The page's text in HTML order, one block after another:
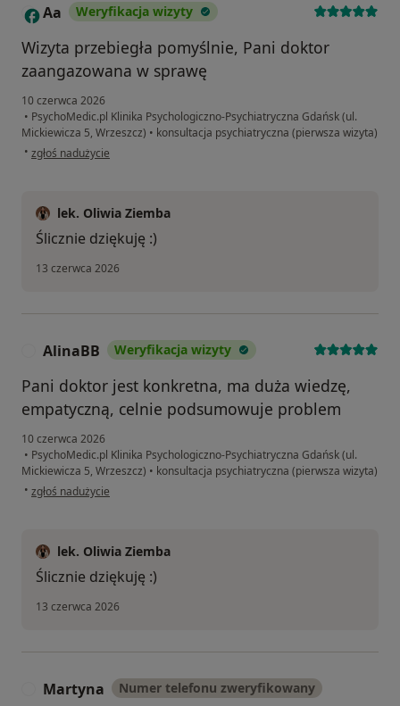
A Aa Weryfikacja wizyty
Wizyta przebiegła pomyślnie, Pani doktor
zaangazowana w sprawę
10 czerwca 2026
• PsychoMedic.pl Klinika Psychologiczno-Psychiatryczna Gdańsk (ul.
Mickiewicza 5, Wrzeszcz) • konsultacja psychiatryczna (pierwsza wizyta)
• w opinii użytkownika Aa
zgłoś nadużycie
lek. Oliwia Ziemba
Ślicznie dziękuję :)
13 czerwca 2026
AlinaBB Weryfikacja wizyty
Pani doktor jest konkretna, ma duża wiedzę,
empatyczną, celnie podsumowuje problem
10 czerwca 2026
• PsychoMedic.pl Klinika Psychologiczno-Psychiatryczna Gdańsk (ul.
Mickiewicza 5, Wrzeszcz) • konsultacja psychiatryczna (pierwsza wizyta)
• w opinii użytkownika AlinaBB
zgłoś nadużycie
lek. Oliwia Ziemba
Ślicznie dziękuję :)
13 czerwca 2026
Martyna Numer telefonu zweryfikowany